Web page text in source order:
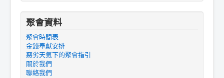
聚會資料
聚會時間表
金錢奉獻安排
惡劣天氣下的聚會指引
關於我們
聯絡我們